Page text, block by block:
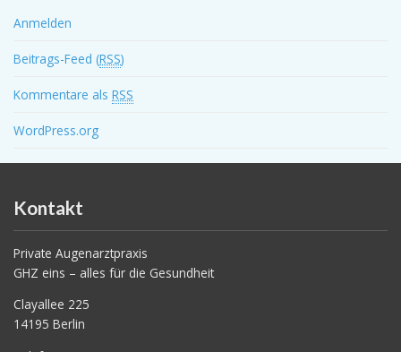
Anmelden
Beitrags-Feed (RSS)
Kommentare als RSS
WordPress.org
Kontakt
Private Augenarztpraxis
GHZ eins – alles für die Gesundheit
Clayallee 225
14195 Berlin